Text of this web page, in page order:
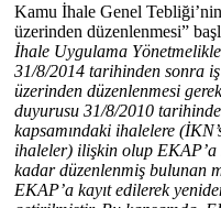
Kamu İhale Genel
üzerinden düzenlenmesi”
İhale Uygulama
31/8/2014 tarihinden sonra
üzerinden düzenlenmesi
duyurusu 31/8/2010
kapsamındaki ihalelere
ihaleler) ilişkin olup EKAP’a
kadar düzenlenmiş bulunan
EKAP’a kayıt edilerek